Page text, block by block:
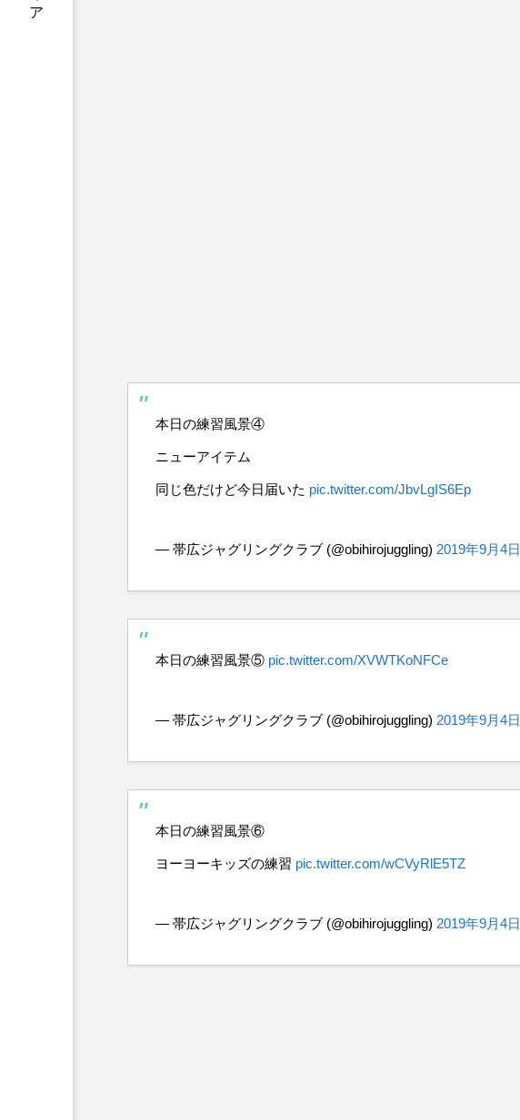
本日の練習風景④
ニューアイテム
同じ色だけど今日届いた pic.twitter.com/JbvLgIS6Ep
— 帯広ジャグリングクラブ (@obihirojuggling) 2019年9月4日
本日の練習風景⑤ pic.twitter.com/XVWTKoNFCe
— 帯広ジャグリングクラブ (@obihirojuggling) 2019年9月4日
本日の練習風景⑥
ヨーヨーキッズの練習 pic.twitter.com/wCVyRlE5TZ
— 帯広ジャグリングクラブ (@obihirojuggling) 2019年9月4日